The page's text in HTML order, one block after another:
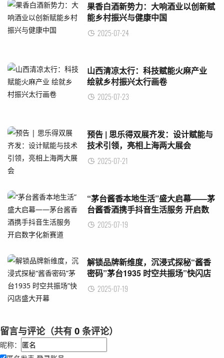
果香白酒新势力：大响酒业以创新赋
能乡村振兴与健康中国
2025-07-24
山西清凉太行：科技赋能火麻产业
绘就乡村振兴太行画卷
2025-07-23
预告 | 思乐得双展齐发：设计赋能与
技术引领，亮相上海两大展会
2025-07-21
“茅台酱香本地生活”盛大启幕——茅
台酱香酒携手抖音生活服务 开启数
字化新赛道
2025-07-19
解锁品牌新维度，沉浸式探秘“酱香
密码”茅台1935 时空共振场”快闪店
盛大开幕
2025-07-19
留言与评论（共有 0 条评论）
昵称：